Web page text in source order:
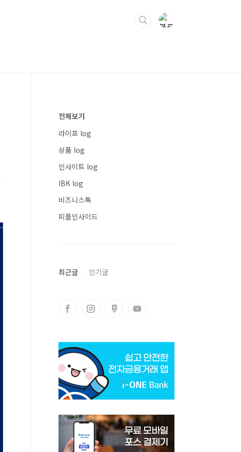
전체보기
라이프 log
상품 log
인사이트 log
IBK log
비즈니스톡
피플인사이드
최근글 인기글